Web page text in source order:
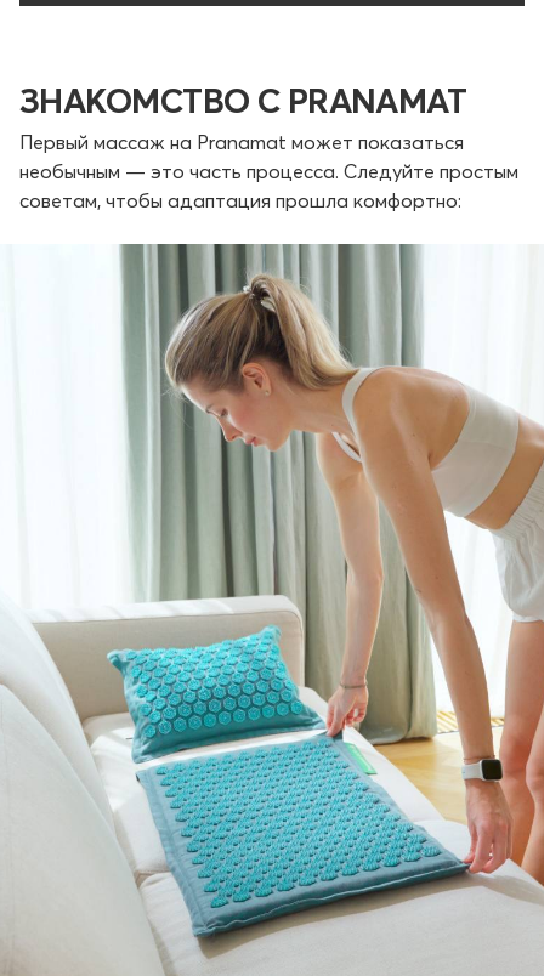
ЗНАКОМСТВО С PRANAMAT
Первый массаж на Pranamat может показаться
необычным — это часть процесса. Следуйте простым
советам, чтобы адаптация прошла комфортно: